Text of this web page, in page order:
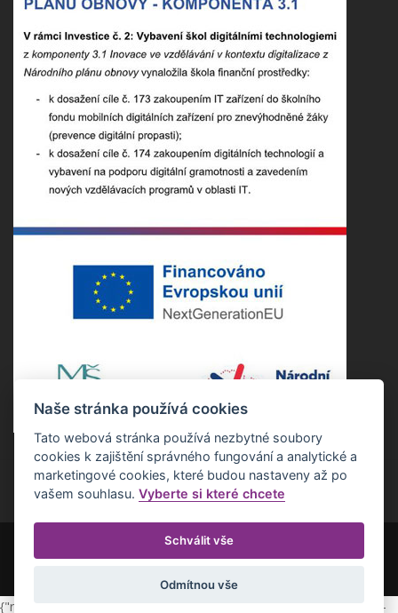
Copyright ©2022 Základní škola Nepomuk. Všechna práva vyhrazena.
Naše stránka používá cookies
Tato webová stránka používá nezbytné soubory
cookies k zajištění správného fungování a analytické a
marketingové cookies, které budou nastaveny až po
vašem souhlasu.Vyberte si které chcete
Schválit vše
Odmítnou vše
{"redirect":"https://www.zsnepomuk.cz/ajax-load/bootstrap-parent-